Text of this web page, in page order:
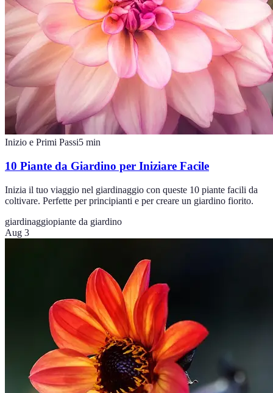
Inizio e Primi Passi5 min
10 Piante da Giardino per Iniziare Facile
Inizia il tuo viaggio nel giardinaggio con queste 10 piante facili da
coltivare. Perfette per principianti e per creare un giardino fiorito.
giardinaggiopiante da giardino
Aug 3